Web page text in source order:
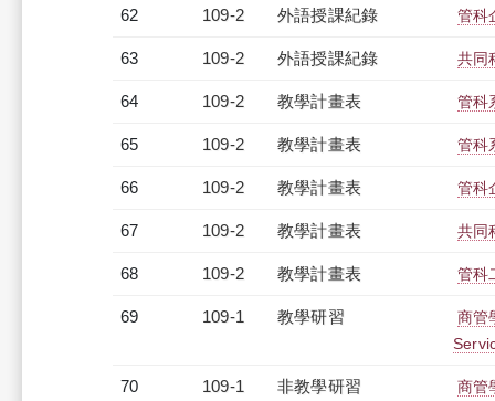
62 109-2 外語授課紀錄 管科
63 109-2 外語授課紀錄 共同
64 109-2 教學計畫表 管科
65 109-2 教學計畫表 管科
66 109-2 教學計畫表 管科
67 109-2 教學計畫表 共同
68 109-2 教學計畫表 管科
69 109-1 教學研習
商管
70 109-1 非教學研習
商管